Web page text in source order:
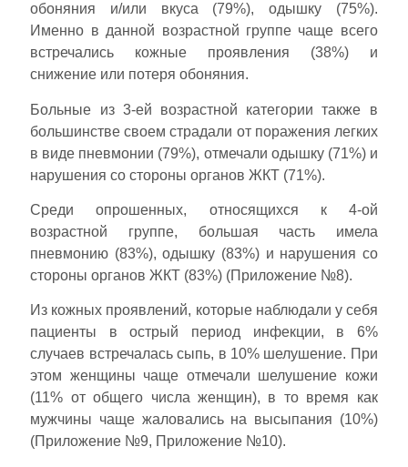
обоняния и/или вкуса (79%), одышку (75%).
Именно в данной возрастной группе чаще всего
встречались кожные проявления (38%) и
снижение или потеря обоняния.
Больные из 3-ей возрастной категории также в
большинстве своем страдали от поражения легких
в виде пневмонии (79%), отмечали одышку (71%) и
нарушения со стороны органов ЖКТ (71%).
Среди опрошенных, относящихся к 4-ой
возрастной группе, большая часть имела
пневмонию (83%), одышку (83%) и нарушения со
стороны органов ЖКТ (83%) (Приложение №8).
Из кожных проявлений, которые наблюдали у себя
пациенты в острый период инфекции, в 6%
случаев встречалась сыпь, в 10% шелушение. При
этом женщины чаще отмечали шелушение кожи
(11% от общего числа женщин), в то время как
мужчины чаще жаловались на высыпания (10%)
(Приложение №9, Приложение №10).